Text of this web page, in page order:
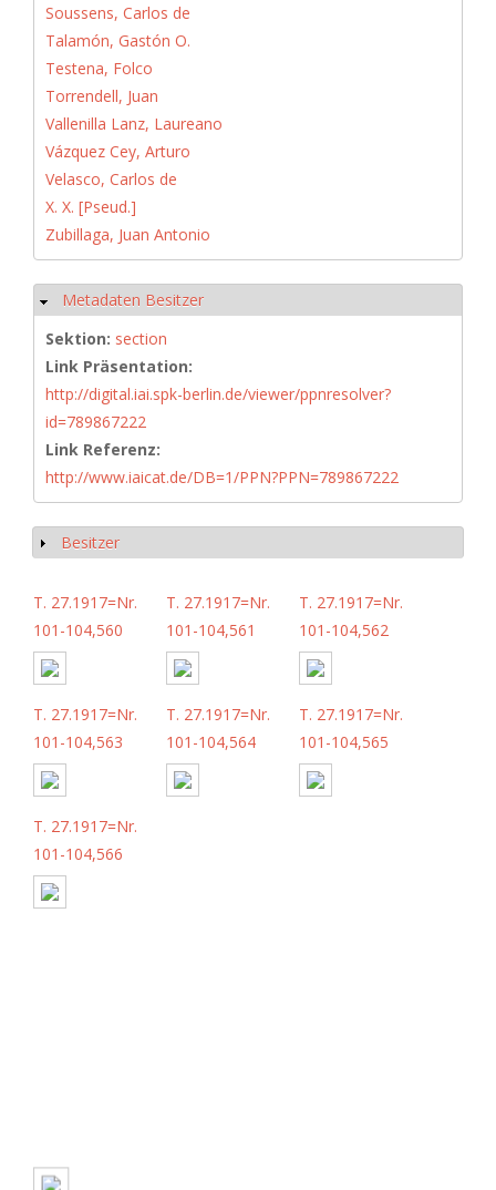
Soussens, Carlos de
Talamón, Gastón O.
Testena, Folco
Torrendell, Juan
Vallenilla Lanz, Laureano
Vázquez Cey, Arturo
Velasco, Carlos de
X. X. [Pseud.]
Zubillaga, Juan Antonio
Hide
Metadaten Besitzer
Sektion: section
Link Präsentation:
http://digital.iai.spk-berlin.de/viewer/ppnresolver?
id=789867222
Link Referenz:
http://www.iaicat.de/DB=1/PPN?PPN=789867222
Show
Besitzer
T. 27.1917=Nr.
101-104,560
T. 27.1917=Nr.
101-104,561
T. 27.1917=Nr.
101-104,562
T. 27.1917=Nr.
101-104,563
T. 27.1917=Nr.
101-104,564
T. 27.1917=Nr.
101-104,565
T. 27.1917=Nr.
101-104,566